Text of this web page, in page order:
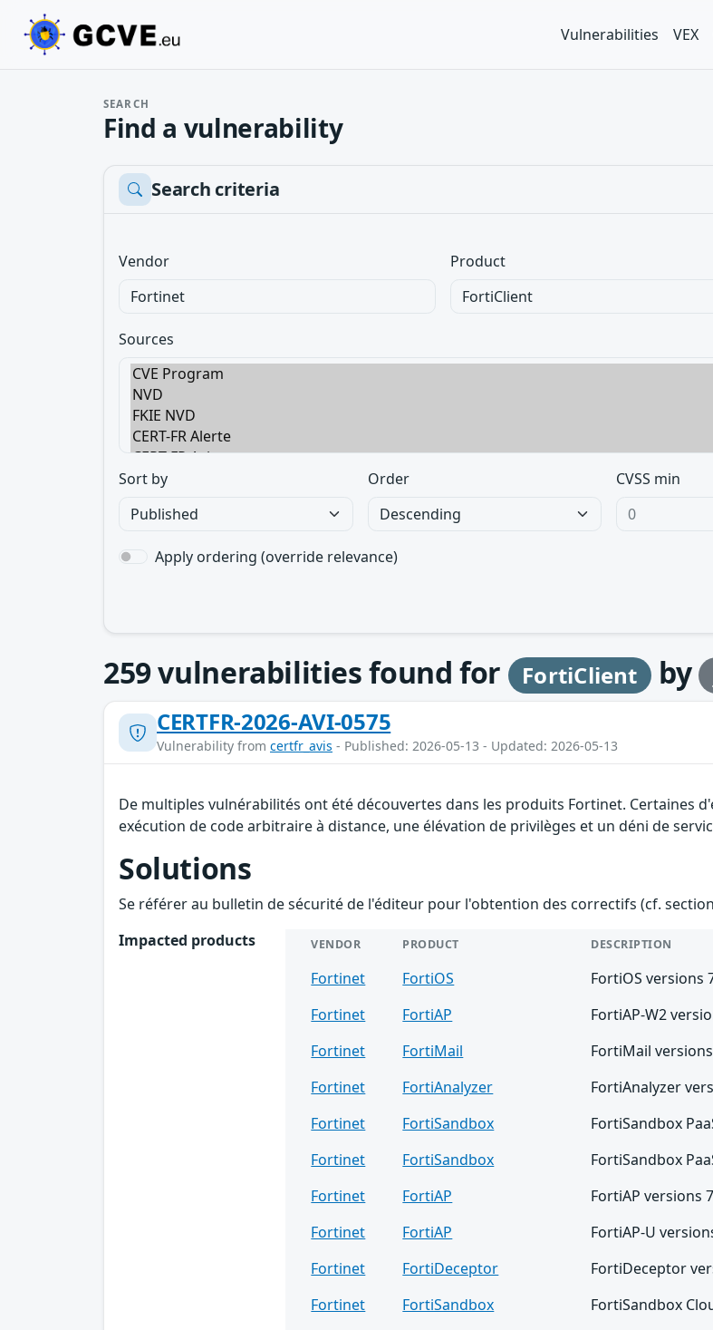
Vulnerabilities VEX
SEARCH
Find a vulnerability
Search criteria
Vendor Product
Sources
Sort by Order CVSS min
Apply ordering (override relevance)
259vulnerabilities found for FortiClient by
CERTFR-2026-AVI-0575
Vulnerability from certfr_avis - Published: 2026-05-13 - Updated: 2026-05-13
De multiples vulnérabilités ont été découvertes dans les produits Fortinet. Certaines
exécution de code arbitraire à distance, une élévation de privilèges et un déni de
Solutions
Se référer au bulletin de sécurité de l'éditeur pour l'obtention des correctifs (cf.
Impacted products
VENDOR PRODUCT DESCRIPTION
Fortinet FortiOS
FortiOS versions
Fortinet
FortiAP
FortiAP-W2
Fortinet
FortiMail
FortiMail
Fortinet
FortiAnalyzer
FortiAnalyzer
Fortinet
FortiSandbox
FortiSandbox
Fortinet
FortiSandbox
FortiSandbox
Fortinet
FortiAP
FortiAP versions
Fortinet
FortiAP
FortiAP-U
Fortinet
FortiDeceptor
FortiDeceptor
Fortinet
FortiSandbox
FortiSandbox